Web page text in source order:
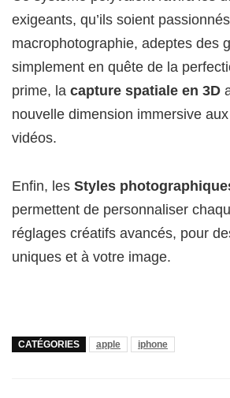
exigeants, qu’ils soient
macrophotographie, adeptes des
simplement en quête de la
prime, la capture spatiale en 3D
nouvelle dimension immersive
vidéos.
Enfin, les Styles
permettent de personnaliser
réglages créatifs avancés, pour
uniques et à votre image.
CATÉGORIES apple iphone